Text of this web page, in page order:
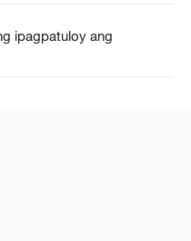
ipagpatuloy ang